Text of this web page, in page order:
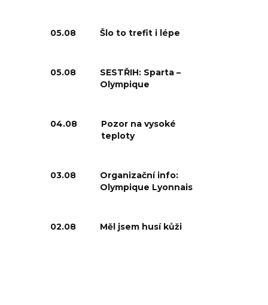
05.08 Šlo to trefit i lépe
05.08
SESTŘIH: Sparta –
Olympique
04.08
Pozor na vysoké
teploty
03.08
Organizační info:
Olympique Lyonnais
02.08 Měl jsem husí kůži